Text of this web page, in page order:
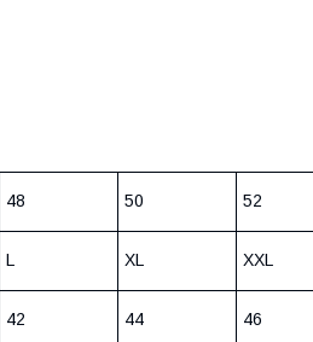
48 50 52
L XL XXL
42 44 46